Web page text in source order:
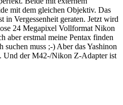
mit dem gleichen Objektiv. Das
Vergessenheit geraten. Jetzt wird
24 Megapixel Vollformat Nikon
aber erstmal meine Pentax finden
muss ;-) Aber das Yashinon
Und der M42-/Nikon Z-Adapter ist